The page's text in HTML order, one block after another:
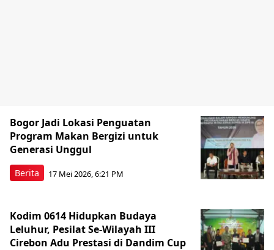
Berita
Bogor Jadi Lokasi Penguatan
Program Makan Bergizi untuk
Generasi Unggul
17 Mei 2026, 6:21 PM
Kodim 0614 Hidupkan Budaya
Leluhur, Pesilat Se-Wilayah III
Cirebon Adu Prestasi di Dandim Cup